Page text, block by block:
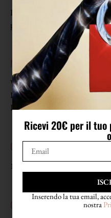
Riporta taglia 42. In foto sono
pizzicati dietro. Vestono una
MISURE
Vita 36 cm (da lato a lato)
Fianchi 60 cm (da lato a lato)
Lunghezza 88,5 cm
COMPOSIZIONE
100% lana
Ricevi 20€ per il
Inserendo la tua email,
nostra